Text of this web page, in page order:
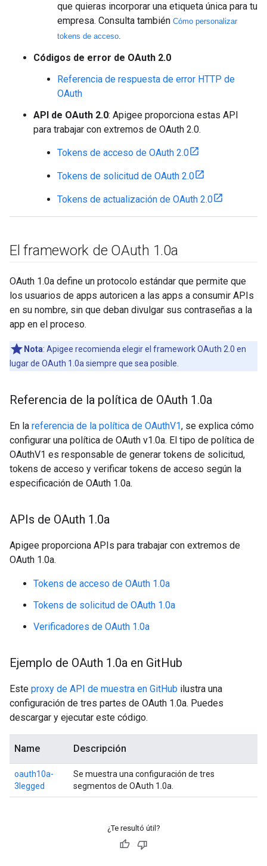
que quieras incorporar una etiqueta única para tu
empresa. Consulta también Cómo personalizar
tokens de acceso.
Códigos de error de OAuth 2.0
Referencia de respuesta de error HTTP de
OAuth
API de OAuth 2.0: Apigee proporciona estas API
para trabajar con extremos de OAuth 2.0.
Tokens de acceso de OAuth 2.0
Tokens de solicitud de OAuth 2.0
Tokens de actualización de OAuth 2.0
El framework de OAuth 1.0a
OAuth 1.0a define un protocolo estándar que permite que
los usuarios de apps autoricen a las apps a consumir APIs
en su nombre, sin que deban divulgar sus contraseñas a la
app en el proceso.
Nota: Apigee recomienda elegir el framework OAuth 2.0 en
lugar de OAuth 1.0a siempre que sea posible.
Referencia de la política de OAuth 1 .0a
En la referencia de la política de OAuthV1, se explica cómo
configurar una política de OAuth v1.0a. El tipo de política de
OAuthV1 es responsable de generar tokens de solicitud,
tokens de acceso y verificar tokens de acceso según la
especificación de OAuth 1.0a.
APIs de OAuth 1 .0a
Apigee proporciona APIs para trabajar con extremos de
OAuth 1.0a.
Tokens de acceso de OAuth 1.0a
Tokens de solicitud de OAuth 1.0a
Verificadores de OAuth 1.0a
Ejemplo de OAuth 1 .0a en GitHub
Este proxy de API de muestra en GitHub ilustra una
configuración de tres partes de OAuth 1.0a. Puedes
descargar y ejecutar este código.
Name Descripción
oauth10a-
3legged
Se muestra una configuración de tres
segmentos de OAuth 1.0a.
¿Te resultó útil?